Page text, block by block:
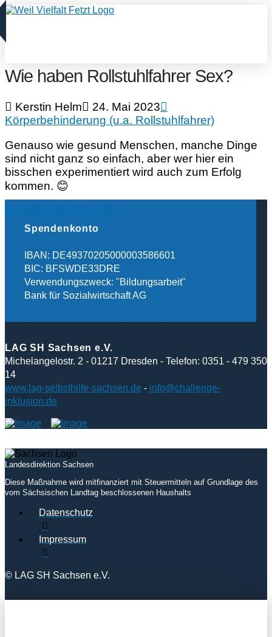
Wie haben Rollstuhlfahrer Sex?
Kerstin Helm
24. Mai 2023
Körperbehinderung (u.a. Rollstuhlfahrer)
Genauso wie gesund Menschen, manche Dinge
sind nicht ganz so einfach, aber wer hier ein
bisschen experimentiert wird auch zum Erfolg
kommen. 😊
Spendenkonto
IBAN: DE49370205000003586601
BIC: BFSWDE33DRE
Verwendungszweck: "Bildungsarbeit"
Bank für Sozialwirtschaft AG
LAG SH Sachsen e.V.
Michelangelostr. 2 - 01217 Dresden - Telefon: 0351 - 479 350
14
www.lag-selbsthilfe-sachsen.de - info@challenge-
inklusion.de
Landesdirektion Sachsen
Diese Maßnahme wird mitfinanziert mit Steuermitteln auf Grundlage des
vom Sächsischen Landtag beschlossenen Haushalts
Datenschutz
Impressum
© LAG SH Sachsen e.V.